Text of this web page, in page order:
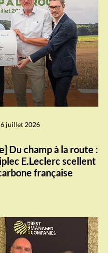
6 juillet 2026
Du champ à la route :
E.Leclerc scellent
française